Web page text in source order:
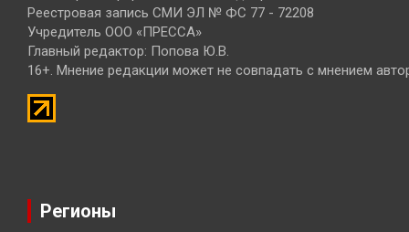
Реестровая запись СМИ ЭЛ № ФС 77 - 72208
Учредитель ООО «ПРЕССА»
Главный редактор: Попова Ю.В.
16+. Мнение редакции может не совпадать с мнением
Регионы